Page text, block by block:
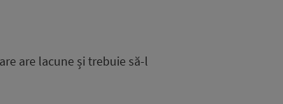
are lacune și trebuie să-l